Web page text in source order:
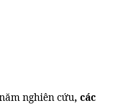
nghiên cứu, các